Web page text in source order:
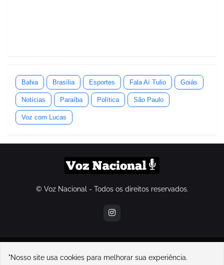
Bahia Brasília Esportes Fala Aí Tulio Goiás
Notícias Paraíba Política São Paulo
Voz com Lucas
© Voz Nacional - Todos os direitos reservados.
contatovoznacional@gmail.com
"Nosso site usa cookies para melhorar sua experiência.